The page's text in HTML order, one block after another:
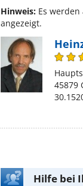
Hinweis: Es
angezeigt.
45879
Hilfe bei